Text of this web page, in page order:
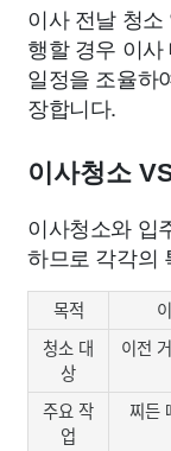
이사 전날 청
행할 경우 이
일정을 조율하
장합니다.
이사청소
이사청소와 입
하므로 각각의
목적
청소 대
상
이전
주요 작
업
찌든